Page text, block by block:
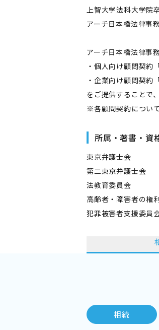
上智大学法科大学院
アーチ日本橋法律事
アーチ日本橋法律事
・個人向け顧問契約
・企業向け顧問契約
をご提供することで
※各顧問契約につい
所属・著書・資
東京弁護士会
第二東京弁護士会
法教育委員会
高齢者・障害者の権
犯罪被害者支援委員
相続